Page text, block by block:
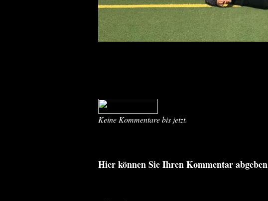
Keine Kommentare bis jetzt.
Hier können Sie Ihren Kommentar abgeben